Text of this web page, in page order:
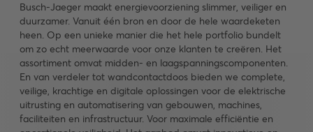
Busch-Jaeger maakt energievoorziening slimmer, veiliger en
duurzamer. Vanuit één bron en door de hele waardeketen
heen. Op een unieke manier die het hele portfolio bundelt
om zo echt meerwaarde voor onze klanten te creëren. Het
assortiment omvat midden- en laagspanningscomponenten.
En van verdeler tot wandcontactdoos bieden we complete,
veilige, krachtige en digitale oplossingen voor de elektrische
uitrusting en automatisering van gebouwen, machines,
faciliteiten en infrastructuur. Voor maximale efficiëntie en